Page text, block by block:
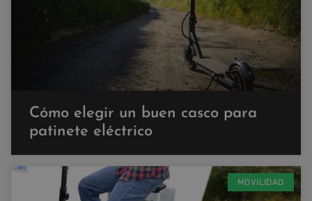
Cómo elegir un buen casco para
patinete eléctrico
MOVILIDAD